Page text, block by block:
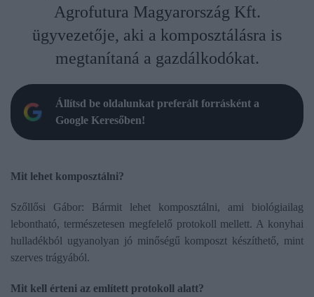
Agrofutura Magyarország Kft.
ügyvezetője, aki a komposztálásra is
megtanítaná a gazdálkodókat.
Állítsd be oldalunkat preferált forrásként a
Google Keresőben!
Mit lehet komposztálni?
Szőllősi Gábor: Bármit lehet komposztálni, ami biológiailag
lebontható, természetesen megfelelő protokoll mellett. A konyhai
hulladékból ugyanolyan jó minőségű komposzt készíthető, mint
szerves trágyából.
Mit kell érteni az említett protokoll alatt?